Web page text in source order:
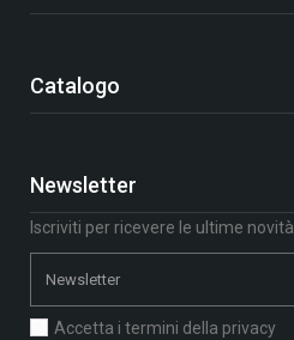
Catalogo
Newsletter
Iscriviti per ricevere le ultime novità
Accetta i termini della privacy